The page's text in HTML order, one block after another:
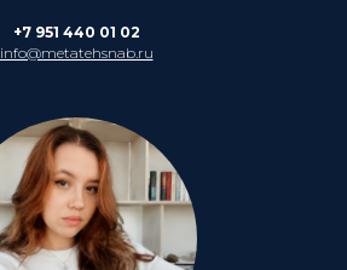
+7 951 440 01 02
info@metatehsnab.ru